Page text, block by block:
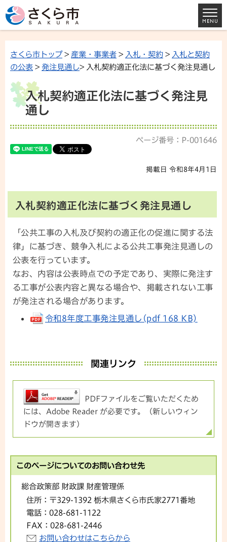
さくら市トップ> 産業・事業者 > 入札・契約 > 入札と契約
の公表 > 発注見通し> 入札契約適正化法に基づく発注見通し
入札契約適正化法に基づく発注見
通し
ページ番号：P-001646
掲載日 令和8年4月1日
入札契約適正化法に基づく発注見通し
「公共工事の入札及び契約の適正化の促進に関する法
律」に基づき、競争入札による公共工事発注見通しの
公表を行っています。
なお、内容は公表時点での予定であり、実際に発注す
る工事が公表内容と異なる場合や、掲載されない工事
が発注される場合があります。
令和8年度工事発注見通し(pdf 168 KB)
関連リンク
PDFファイルをご覧いただくため
には、Adobe Reader が必要です。（新しいウィン
ドウが開きます）
このページについてのお問い合わせ先
総合政策部 財政課 財産管理係
住所： 〒329-1392 栃木県さくら市氏家2771番地
電話： 028-681-1122
FAX： 028-681-2446
お問い合わせはこちらから